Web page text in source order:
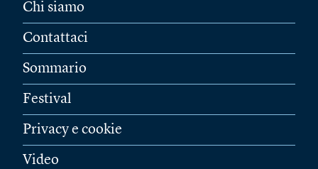
Chi siamo
Contattaci
Sommario
Festival
Privacy e cookie
Video